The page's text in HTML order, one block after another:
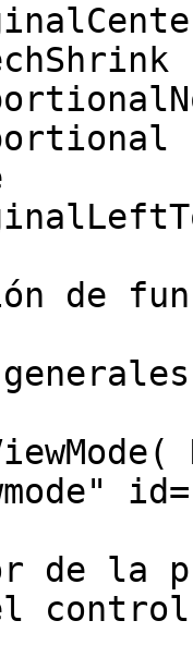
de
de la
control.